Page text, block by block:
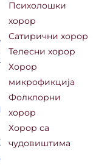
Психолошки
хорор
Сатирични хорор
Телесни хорор
Хорор
микрофикција
Фолклорни
хорор
Хорор са
чудовиштима